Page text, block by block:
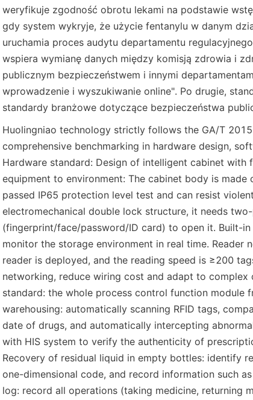
weryfikuje zgodność obrotu lekami na podstawie
gdy system wykryje, że użycie fentanylu w danym
uruchamia proces audytu departamentu
wspiera wymianę danych między komisją zdrowia i
publicznym bezpieczeństwem i innymi
wprowadzenie i wyszukiwanie online". Po drugie,
standardy branżowe dotyczące bezpieczeństwa
Huolingniao technology strictly follows the GA/T
comprehensive benchmarking in hardware design,
Hardware standard: Design of intelligent cabinet
equipment to environment: The cabinet body is made
passed IP65 protection level test and can resist
electromechanical double lock structure, it needs
(fingerprint/face/password/ID card) to open it. Built-
monitor the storage environment in real time. Reader
reader is deployed, and the reading speed is ≥200
networking, reduce wiring cost and adapt to
standard: the whole process control function module
warehousing: automatically scanning RFID tags,
date of drugs, and automatically intercepting
with HIS system to verify the authenticity of
Recovery of residual liquid in empty bottles: identify
one-dimensional code, and record information such
log: record all operations (taking medicine, returning